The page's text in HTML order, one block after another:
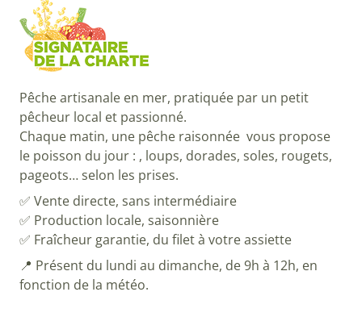
Pêche artisanale en mer, pratiquée par un petit
pêcheur local et passionné.
Chaque matin, une pêche raisonnée vous propose
le poisson du jour : , loups, dorades, soles, rougets,
pageots… selon les prises.
✅ Vente directe, sans intermédiaire
✅ Production locale, saisonnière
✅ Fraîcheur garantie, du filet à votre assiette
📍 Présent du lundi au dimanche, de 9h à 12h, en
fonction de la météo.